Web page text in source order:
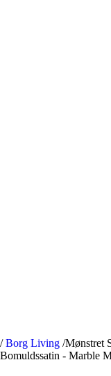
/ Borg Living /Mønstret
Bomuldssatin - Marble